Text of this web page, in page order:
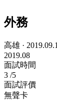
外務
高雄 ·
2019.08
面試時間
3 /5
面試評價
無聲卡